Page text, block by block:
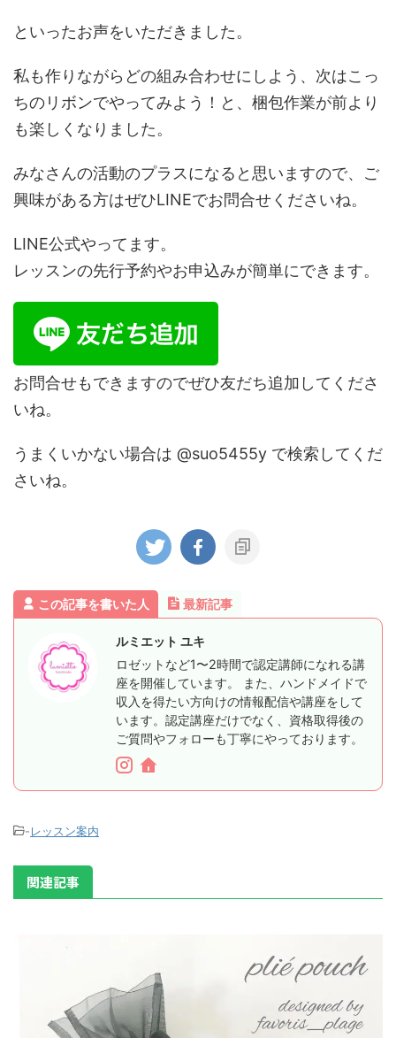
といったお声をいただきました。
私も作りながらどの組み合わせにしよう、次はこっ
ちのリボンでやってみよう！と、梱包作業が前より
も楽しくなりました。
みなさんの活動のプラスになると思いますので、ご
興味がある方はぜひLINEでお問合せくださいね。
LINE公式やってます。
レッスンの先行予約やお申込みが簡単にできます。
お問合せもできますのでぜひ友だち追加してくださ
いね。
うまくいかない場合は @suo5455y で検索してくだ
さいね。
この記事を書いた人 最新記事
ルミエット ユキ
ロゼットなど1〜2時間で認定講師になれる講
座を開催しています。 また、ハンドメイドで
収入を得たい方向けの情報配信や講座をして
います。認定講座だけでなく、資格取得後の
ご質問やフォローも丁寧にやっております。
-レッスン案内
関連記事